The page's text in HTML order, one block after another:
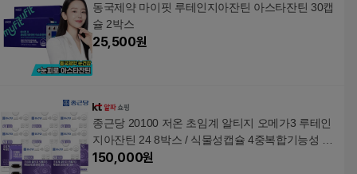
동국제약 마이핏 루테인지아잔틴 아스타잔틴 30캡
슐 2박스
25,500원
종근당 20100 저온 초임계 알티지 오메가3 루테인
지아잔틴 24 8박스 / 식물성캡슐 4중복합기능성 비
타민D E
150,000원